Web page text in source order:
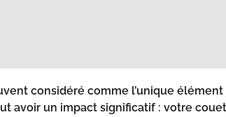
considéré comme l’unique élément
avoir un impact significatif : votre